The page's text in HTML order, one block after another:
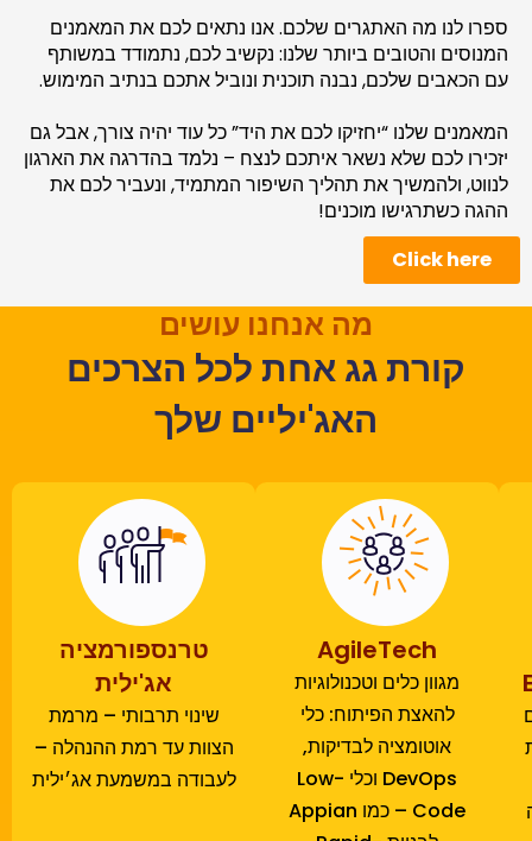
ספרו לנו מה האתגרים שלכם. אנו נתאים לכם את המאמנים
המנוסים והטובים ביותר שלנו: נקשיב לכם, נתמודד במשותף
עם הכאבים שלכם, נבנה תוכנית ונוביל אתכם בנתיב המימוש.
המאמנים שלנו “יחזיקו לכם את היד” כל עוד יהיה צורך, אבל גם
יזכירו לכם שלא נשאר איתכם לנצח – נלמד בהדרגה את הארגון
לנווט, ולהמשיך את תהליך השיפור המתמיד, ונעביר לכם את
ההגה כשתרגישו מוכנים!
Click here
מה אנחנו עושים
קורת גג אחת לכל הצרכים
האג'יליים שלך
טרנספורמציה
אג'ילית
שינוי תרבותי – מרמת
הצוות עד רמת ההנהלה –
לעבודה במשמעת אג׳ילית
AgileTech
מגוון כלים וטכנולוגיות
להאצת הפיתוח: כלי
אוטומציה לבדיקות,
DevOps וכלי Low-
Code – כמו Appian